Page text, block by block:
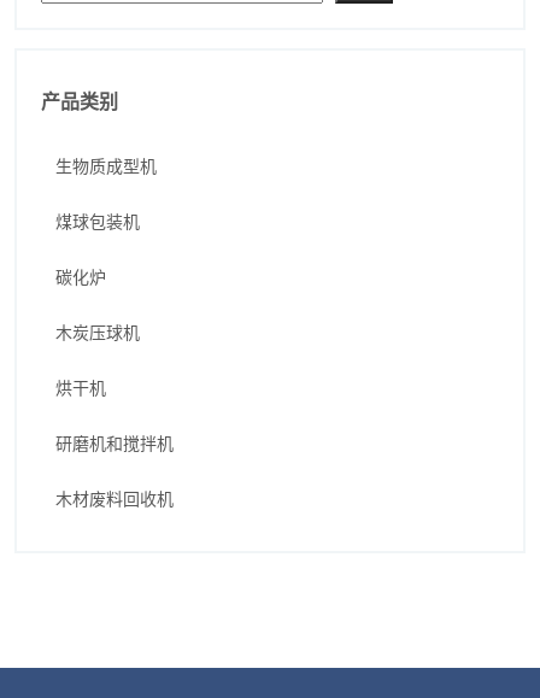
产品类别
生物质成型机
煤球包装机
碳化炉
木炭压球机
烘干机
研磨机和搅拌机
木材废料回收机